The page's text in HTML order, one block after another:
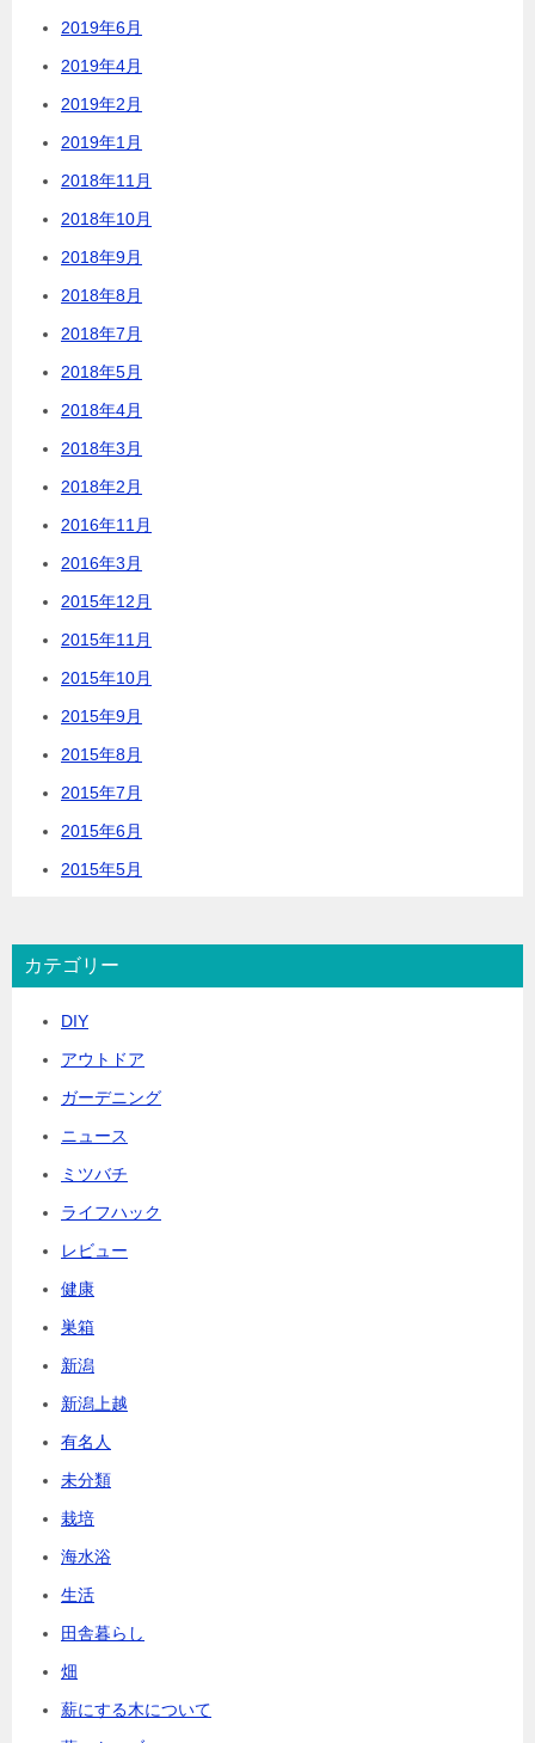
2019年6月
2019年4月
2019年2月
2019年1月
2018年11月
2018年10月
2018年9月
2018年8月
2018年7月
2018年5月
2018年4月
2018年3月
2018年2月
2016年11月
2016年3月
2015年12月
2015年11月
2015年10月
2015年9月
2015年8月
2015年7月
2015年6月
2015年5月
カテゴリー
DIY
アウトドア
ガーデニング
ニュース
ミツバチ
ライフハック
レビュー
健康
巣箱
新潟
新潟上越
有名人
未分類
栽培
海水浴
生活
田舎暮らし
畑
薪にする木について